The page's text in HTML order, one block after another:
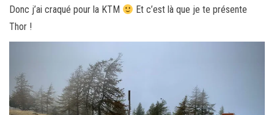
Donc j’ai craqué pour la KTM
Et c’est là que je te présente
Thor !